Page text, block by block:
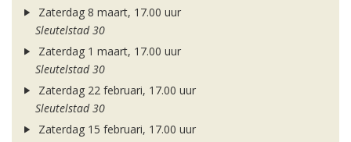
Zaterdag 8 maart, 17.00 uur
Sleutelstad 30
Zaterdag 1 maart, 17.00 uur
Sleutelstad 30
Zaterdag 22 februari, 17.00 uur
Sleutelstad 30
Zaterdag 15 februari, 17.00 uur